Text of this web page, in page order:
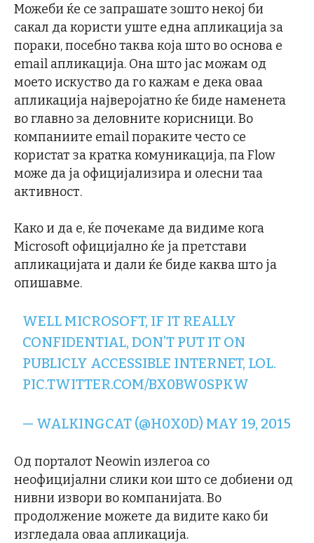
Можеби ќе се запрашате зошто некој би
сакал да користи уште една апликација за
пораки, посебно таква која што во основа е
email апликација. Она што јас можам од
моето искуство да го кажам е дека оваа
апликација најверојатно ќе биде наменета
во главно за деловните корисници. Во
компаниите email пораките често се
користат за кратка комуникација, па Flow
може да ја официјализира и олесни таа
активност.
Како и да е, ќе почекаме да видиме кога
Microsoft официјално ќе ја претстави
апликацијата и дали ќе биде каква што ја
опишавме.
WELL MICROSOFT, IF IT REALLY
CONFIDENTIAL, DON’T PUT IT ON
PUBLICLY ACCESSIBLE INTERNET, LOL.
PIC.TWITTER.COM/BX0BW0SPKW
— WALKINGCAT (@H0X0D) MAY 19, 2015
Од порталот Neowin излегоа со
неофицијални слики кои што се добиени од
нивни извори во компанијата. Во
продолжение можете да видите како би
изгледала оваа апликација.